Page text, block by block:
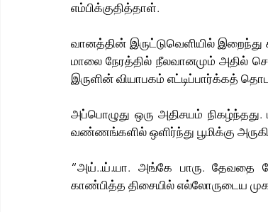
எம்பிக்குதித்தாள்.
வானத்தின் இருட்டுவெளியில் இறைந்து
மாலை நேரத்தில் நீலவானமும் அதில்
இருளின் வியாபகம் எட்டிப்பார்க்கத்
அப்பொழுது ஒரு அதிசயம்
வண்ணங்களில் ஒளிர்ந்து பூமிக்கு
“அய்..ய்.யா. அங்கே பாரு. தேவதை
காண்பித்த திசையில் எல்லோருடைய